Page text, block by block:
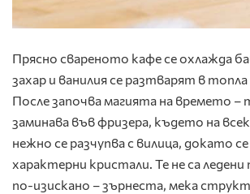
Прясно свареното кафе се охлажда
захар и ванилия се разтварят в топла
После започва магията на времето
заминава във фризера, където на
нежно се разчупва с вилица, докато
характерни кристали. Те не са
по-изискано – зърнеста, мека